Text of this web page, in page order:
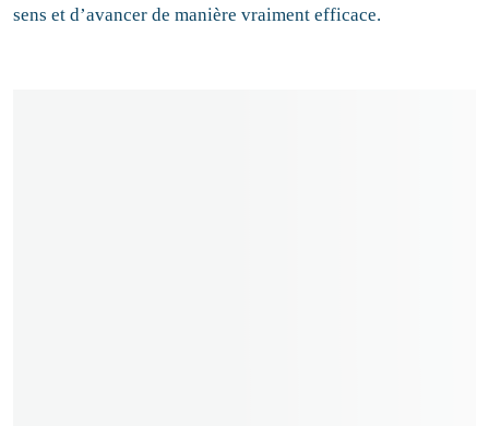
sens et d’avancer de manière vraiment efficace.